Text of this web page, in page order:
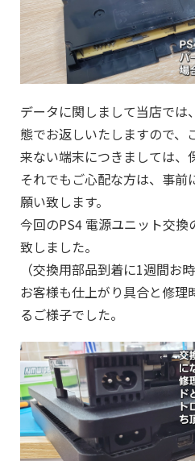
データに関しまして当店では
態でお返しいたしますので、
来ない端末につきましては、
それでもご心配な方は、事前
願い致します。
今回のPS4 電源ユニット交
致しました。
（交換用部品到着に1週間お
お客様も仕上がり具合と修理
るご様子でした。